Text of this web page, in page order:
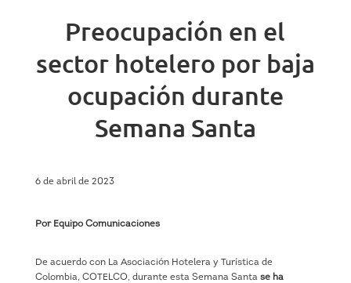
Preocupación en el
sector hotelero por baja
ocupación durante
Semana Santa
6 de abril de 2023
Por Equipo Comunicaciones
De acuerdo con La Asociación Hotelera y Turística de
Colombia, COTELCO, durante esta Semana Santa se ha